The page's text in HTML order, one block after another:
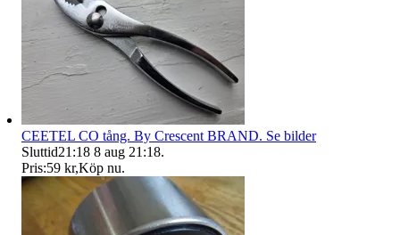
CEETEL CO tång. By Crescent BRAND. Se bilder
Sluttid21:18 8 aug 21:18.
Pris:59 kr,Köp nu.